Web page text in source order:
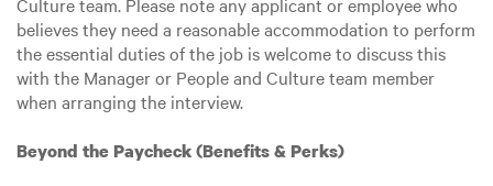
believes they need a reasonable accommodation to perform
the essential duties of the job is welcome to discuss this
with the Manager or People and Culture team member
when arranging the interview.
Beyond the Paycheck (Benefits & Perks)